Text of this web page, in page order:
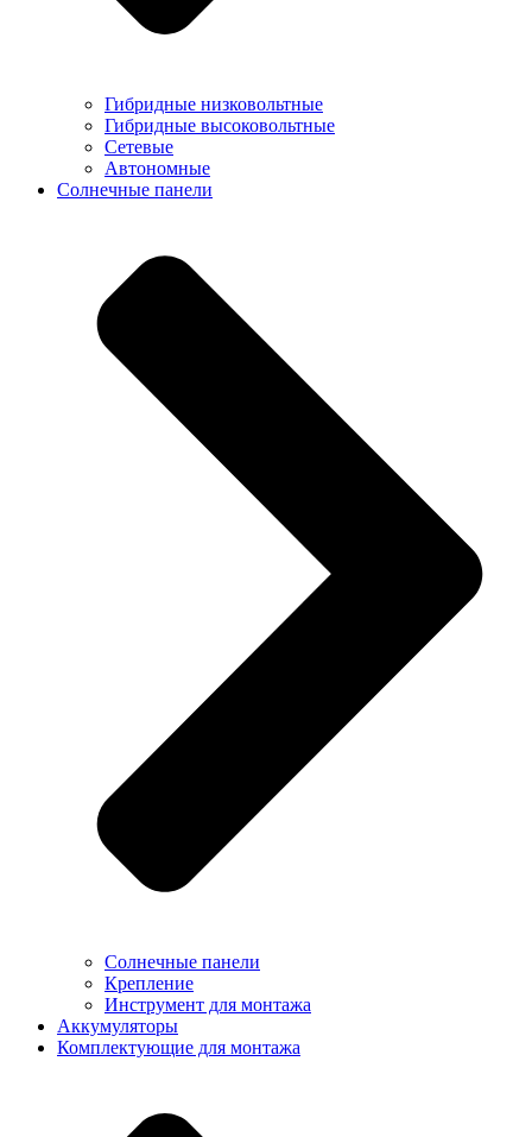
Гибридные низковольтные
Гибридные высоковольтные
Сетевые
Автономные
Солнечные панели
Солнечные панели
Крепление
Инструмент для монтажа
Аккумуляторы
Комплектующие для монтажа